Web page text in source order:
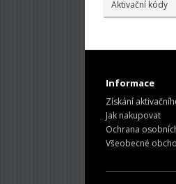
Aktivační kódy
Informace
Získání
Jak nakupovat
Ochrana
Všeobecné